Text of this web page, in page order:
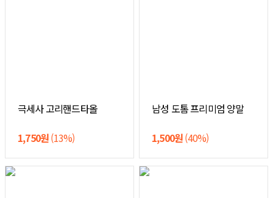
극세사 고리핸드타올
1,750원(13%)
남성 도톰 프리미엄 양말
1,500원(40%)